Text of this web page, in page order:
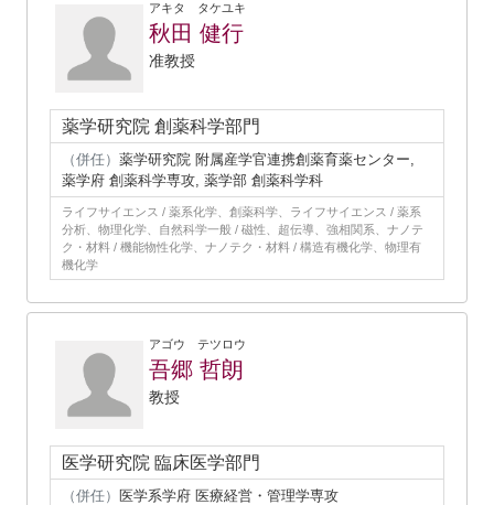
アキタ タケユキ
秋田 健行
准教授
薬学研究院 創薬科学部門
（併任） 薬学研究院 附属産学官連携創薬育薬センター,
薬学府 創薬科学専攻, 薬学部 創薬科学科
ライフサイエンス / 薬系化学、創薬科学、ライフサイエンス / 薬系
分析、物理化学、自然科学一般 / 磁性、超伝導、強相関系、ナノテ
ク・材料 / 機能物性化学、ナノテク・材料 / 構造有機化学、物理有
機化学
アゴウ テツロウ
吾郷 哲朗
教授
医学研究院 臨床医学部門
（併任） 医学系学府 医療経営・管理学専攻